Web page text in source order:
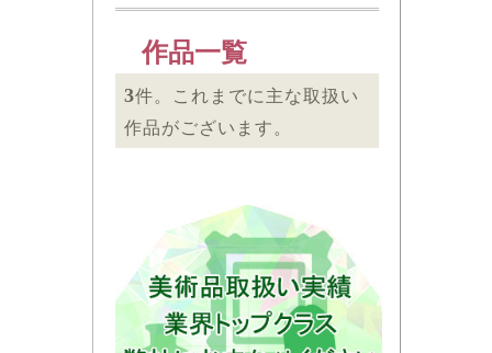
作品一覧
3件。これまでに主な取扱い
作品がございます。